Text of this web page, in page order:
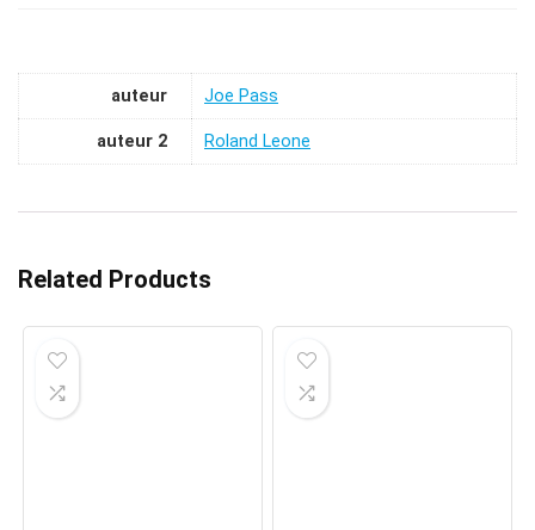
auteur Joe Pass
auteur 2 Roland Leone
Related Products